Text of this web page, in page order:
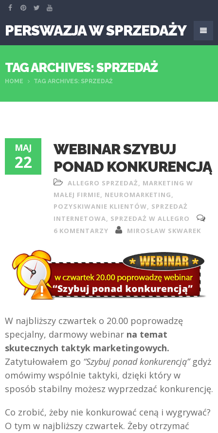
PERSWAZJA W SPRZEDAŻY
TAG ARCHIVES: SPRZEDAŻ
HOME TAG ARCHIVES: SPRZEDAŻ
MAJ
22
WEBINAR SZYBUJ
PONAD KONKURENCJĄ
ALLEGRO SPRZEDAŻ, MARKETING W
MAŁEJ FIRMIE, NEUROMARKETING,
POZYSKIWANIE KLIENTÓW, SPRZEDAŻ
INTERNETOWA, SPRZEDAŻ W ALLEGRO
6 KOMENTARZY
MIROSŁAW SKWAREK
W najbliższy czwartek o 20.00 poprowadzę
specjalny, darmowy webinar na temat
skutecznych taktyk marketingowych.
Zatytułowałem go “Szybuj ponad konkurencją”gdyż
omówimy wspólnie taktyki, dzięki który w
sposób stabilny możesz wyprzedzać konkurencję.
Co zrobić, żeby nie konkurować ceną i wygrywać?
O tym w najbliższy czwartek. Żeby otrzymać